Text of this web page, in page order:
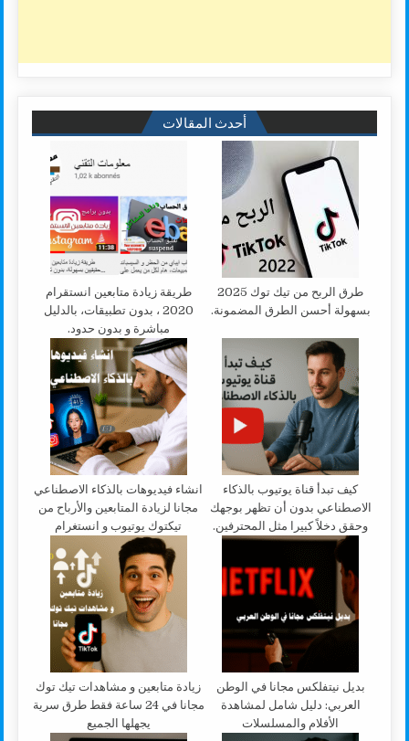
أحدث المقالات
طرق الربح من تيك توك 2025
بسهولة أحسن الطرق المضمونة.
طريقة زيادة متابعين انستقرام
2020 ، بدون تطبيقات، بالدليل
مباشرة و بدون حدود.
كيف تبدأ قناة يوتيوب بالذكاء
الاصطناعي بدون أن تظهر بوجهك
وحقق دخلاً كبيرا مثل المحترفين.
انشاء فيديوهات بالذكاء الاصطناعي
مجانا لزيادة المتابعين والأرباح من
تيكتوك يوتيوب و انستغرام
بديل نيتفلكس مجانا في الوطن
العربي: دليل شامل لمشاهدة
الأفلام والمسلسلات
زيادة متابعين و مشاهدات تيك توك
مجانا في 24 ساعة فقط طرق سرية
يجهلها الجميع